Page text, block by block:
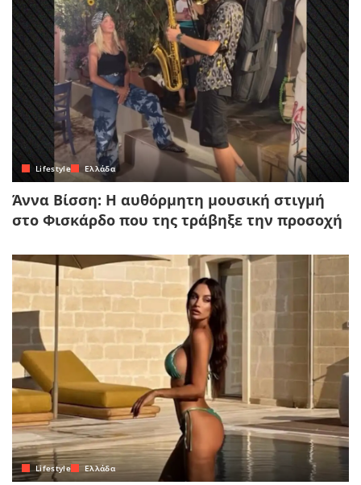
Lifestyle Ελλάδα
Άννα Βίσση: Η αυθόρμητη μουσική στιγμή
στο Φισκάρδο που της τράβηξε την προσοχή
Lifestyle Ελλάδα